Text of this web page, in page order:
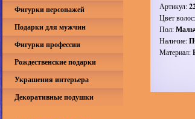
Артикул:
Цвет волос:
Пол:
Наличие:
Материал:
Фигурки персонажей
Подарки для мужчин
Фигурки профессии
Рождественские подарки
Украшения интерьера
Декоративные подушки